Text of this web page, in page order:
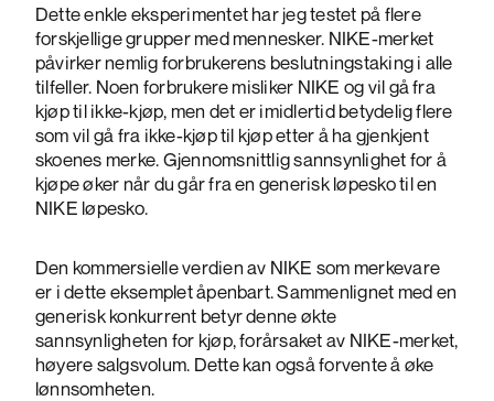
Dette enkle eksperimentet har jeg testet på flere
forskjellige grupper med mennesker. NIKE-merket
påvirker nemlig forbrukerens beslutningstaking i alle
tilfeller. Noen forbrukere misliker NIKE og vil gå fra
kjøp til ikke-kjøp, men det er imidlertid betydelig flere
som vil gå fra ikke-kjøp til kjøp etter å ha gjenkjent
skoenes merke. Gjennomsnittlig sannsynlighet for å
kjøpe øker når du går fra en generisk løpesko til en
NIKE løpesko.
Den kommersielle verdien av NIKE som merkevare
er i dette eksemplet åpenbart. Sammenlignet med en
generisk konkurrent betyr denne økte
sannsynligheten for kjøp, forårsaket av NIKE-merket,
høyere salgsvolum. Dette kan også forvente å øke
lønnsomheten.